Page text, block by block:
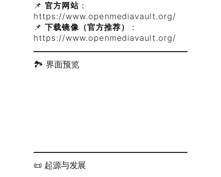
📌官方网站：
https://www.openmediavault.org/
📌下载镜像（官方推荐）
：
https://www.openmediavault.org/
🏞️ 界面预览
📜 起源与发展